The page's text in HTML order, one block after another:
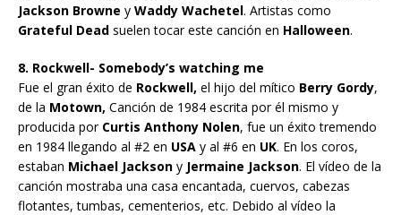
Jackson Browne y Waddy Wachetel. Artistas como
Grateful Dead suelen tocar este canción en Halloween.
8. Rockwell- Somebody’s watching me
Fue el gran éxito de Rockwell, el hijo del mítico Berry Gordy,
de la Motown, Canción de 1984 escrita por él mismo y
producida porCurtis Anthony Nolen, fue un éxito tremendo
en 1984 llegando al #2 en USA y al #6 en UK. En los coros,
estaban Michael Jackson y Jermaine Jackson. El vídeo de la
canción mostraba una casa encantada, cuervos, cabezas
flotantes, tumbas, cementerios, etc. Debido al vídeo la